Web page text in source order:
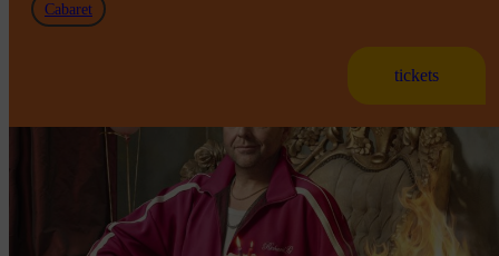
Cabaret
tickets